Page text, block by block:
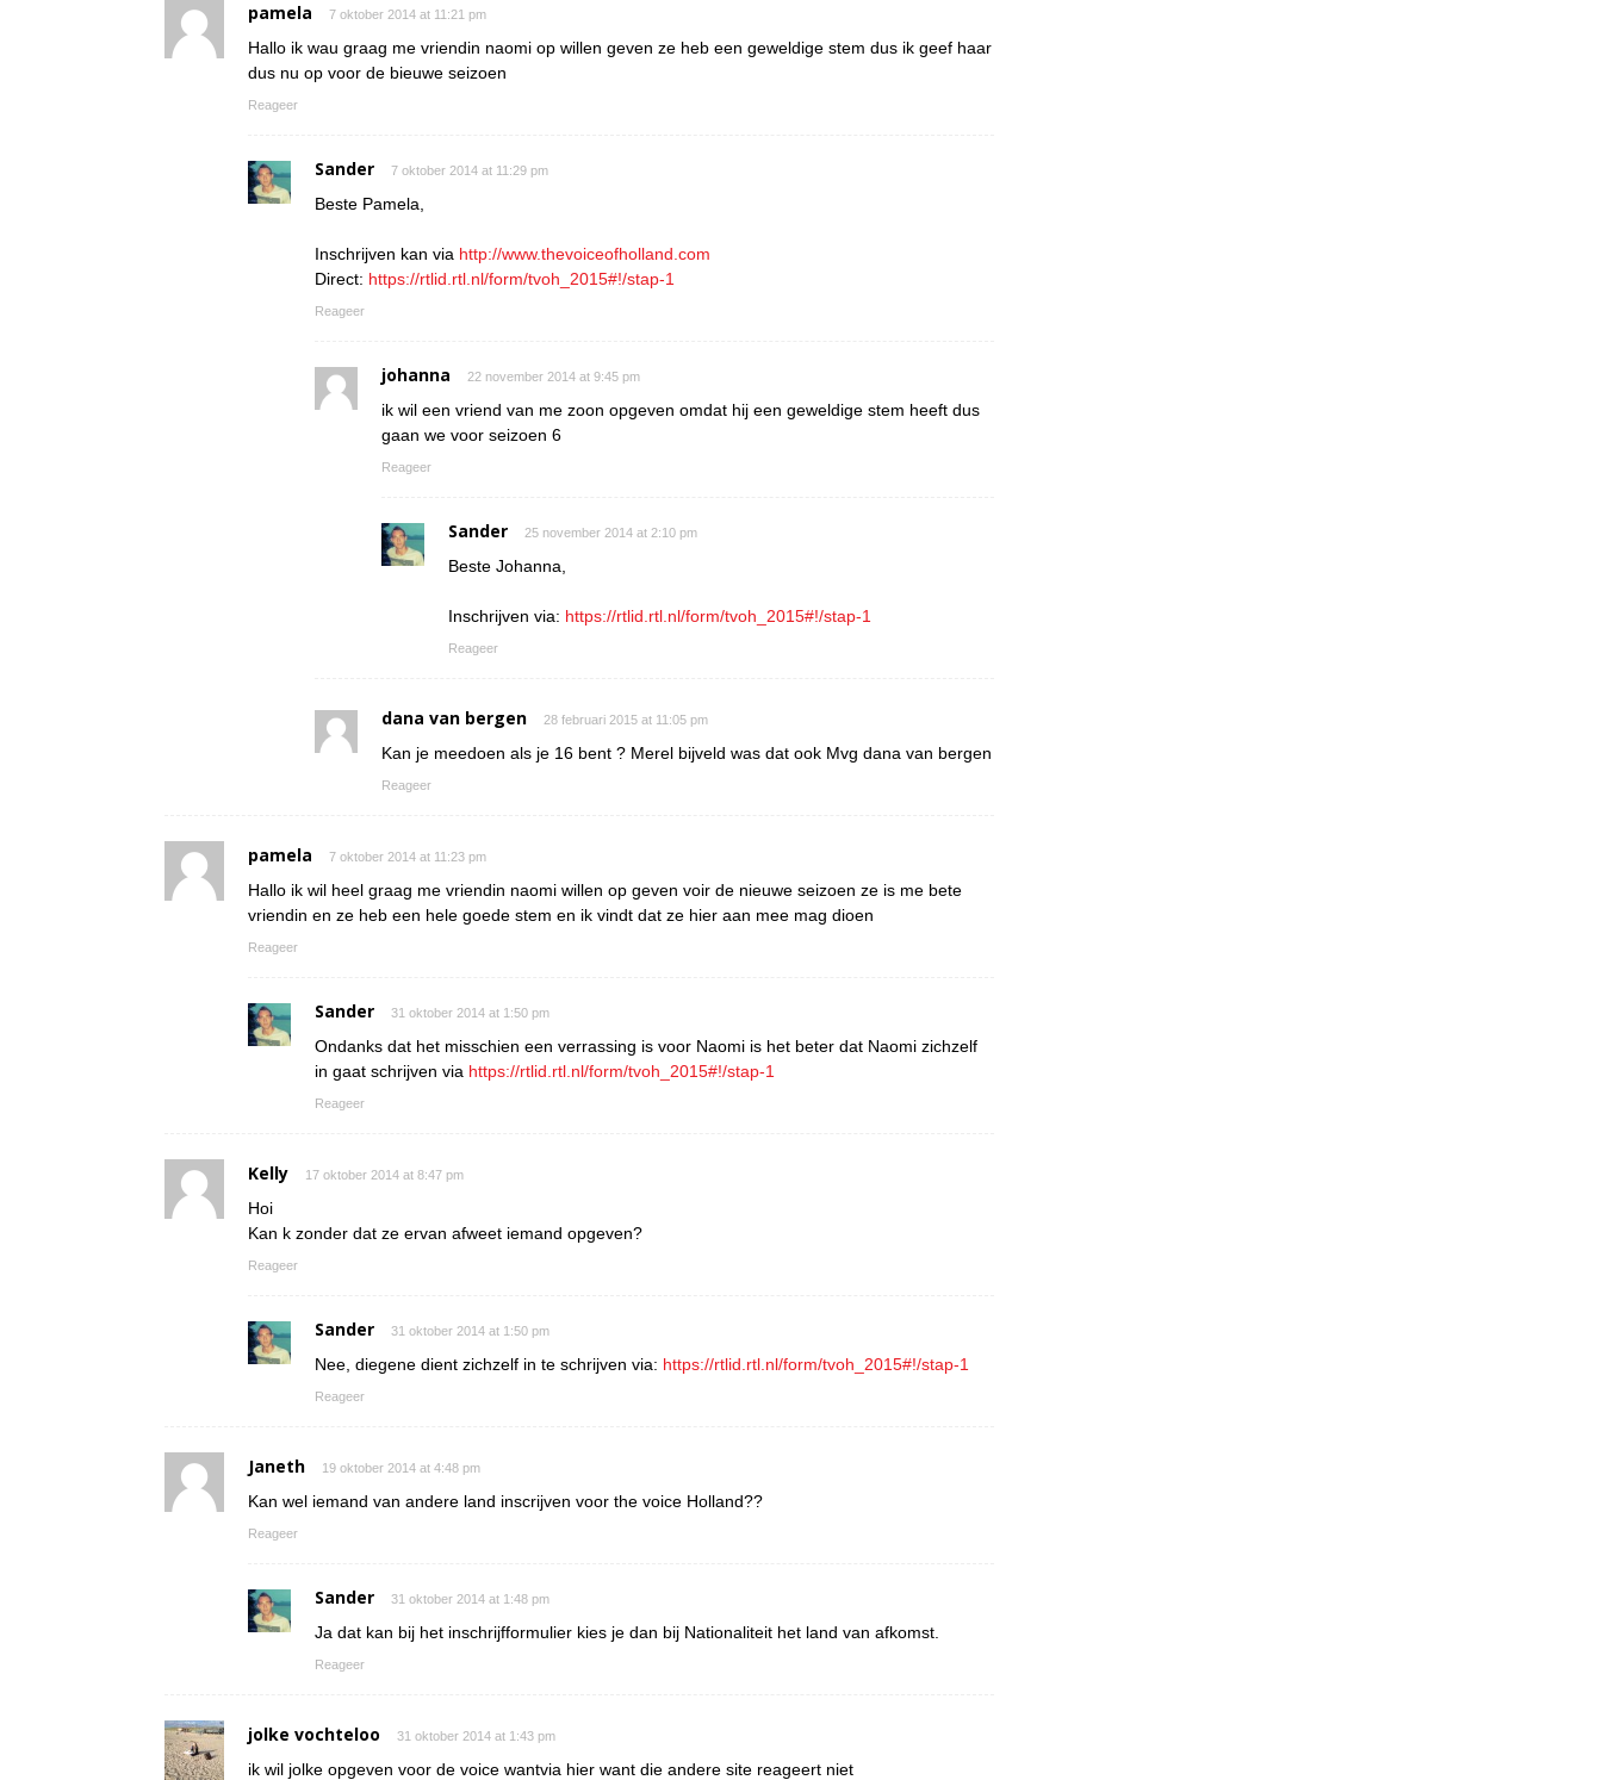
pamela 7 oktober 2014 at 11:21 pm
Hallo ik wau graag me vriendin naomi op willen geven ze heb een geweldige stem dus ik geef haar
dus nu op voor de bieuwe seizoen
Reageer
Sander 7 oktober 2014 at 11:29 pm
Beste Pamela,
Inschrijven kan via http://www.thevoiceofholland.com
Direct: https://rtlid.rtl.nl/form/tvoh_2015#!/stap-1
Reageer
johanna 22 november 2014 at 9:45 pm
ik wil een vriend van me zoon opgeven omdat hij een geweldige stem heeft dus
gaan we voor seizoen 6
Reageer
Sander 25 november 2014 at 2:10 pm
Beste Johanna,
Inschrijven via: https://rtlid.rtl.nl/form/tvoh_2015#!/stap-1
Reageer
dana van bergen 28 februari 2015 at 11:05 pm
Kan je meedoen als je 16 bent ? Merel bijveld was dat ook Mvg dana van bergen
Reageer
pamela 7 oktober 2014 at 11:23 pm
Hallo ik wil heel graag me vriendin naomi willen op geven voir de nieuwe seizoen ze is me bete
vriendin en ze heb een hele goede stem en ik vindt dat ze hier aan mee mag dioen
Reageer
Sander 31 oktober 2014 at 1:50 pm
Ondanks dat het misschien een verrassing is voor Naomi is het beter dat Naomi zichzelf
in gaat schrijven via https://rtlid.rtl.nl/form/tvoh_2015#!/stap-1
Reageer
Kelly 17 oktober 2014 at 8:47 pm
Hoi
Kan k zonder dat ze ervan afweet iemand opgeven?
Reageer
Sander 31 oktober 2014 at 1:50 pm
Nee, diegene dient zichzelf in te schrijven via: https://rtlid.rtl.nl/form/tvoh_2015#!/stap-1
Reageer
Janeth 19 oktober 2014 at 4:48 pm
Kan wel iemand van andere land inscrijven voor the voice Holland??
Reageer
Sander 31 oktober 2014 at 1:48 pm
Ja dat kan bij het inschrijfformulier kies je dan bij Nationaliteit het land van afkomst.
Reageer
jolke vochteloo 31 oktober 2014 at 1:43 pm
ik wil jolke opgeven voor de voice wantvia hier want die andere site reageert niet